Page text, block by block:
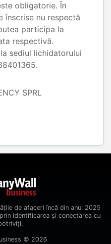
obligatorie. În
înscrise nu respectă
participa la
respectivă.
sediul lichidatorului
SPRL
de afaceri încă din anul 2025
identificarea și conectarea cu
© 2026